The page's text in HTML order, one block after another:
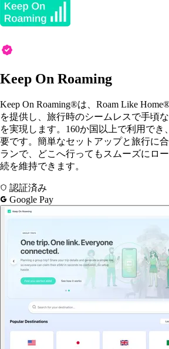
Keep On Roaming
Keep On Roaming®は、Roam Like
を提供し、旅行時のシームレスで手頃
を実現します。160か国以上で利用でき
要です。簡単なセットアップと旅行に
ランで、どこへ行ってもスムーズにロ
続を維持できます。
認証済み
Google Pay